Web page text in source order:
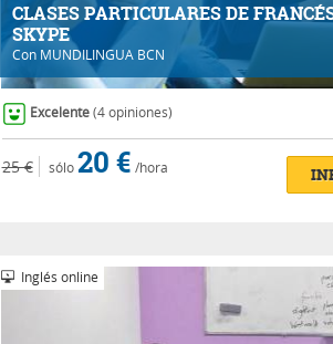
CLASES PARTICULARES DE
SKYPE
Con MUNDILINGUA BCN
Excelente (4 opiniones)
25 € sólo20 € /hora
Inglés online